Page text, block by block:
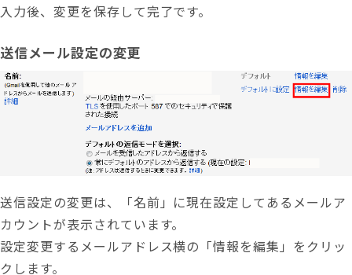
入力後、変更を保存して完了です。
送信メール設定の変更
送信設定の変更は、「名前」に現在設定してあるメールア
カウントが表示されています。
設定変更するメールアドレス横の「情報を編集」をクリッ
クします。